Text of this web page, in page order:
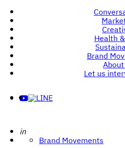
Health
Brand
Let us
Posted
in
Brand Movements